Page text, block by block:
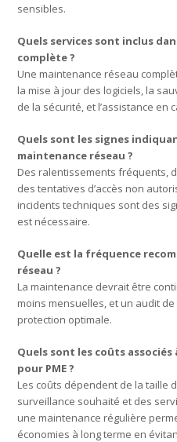
sensibles.
Quels services sont inclus
complète ?
Une maintenance réseau
la mise à jour des logiciels, la
de la sécurité, et l’assistance en
Quels sont les signes
maintenance réseau ?
Des ralentissements fréquents,
des tentatives d’accès non
incidents techniques sont des
est nécessaire.
Quelle est la fréquence
réseau ?
La maintenance devrait être
moins mensuelles, et un audit
protection optimale.
Quels sont les coûts
pour PME ?
Les coûts dépendent de la taille
surveillance souhaité et des
une maintenance régulière
économies à long terme en